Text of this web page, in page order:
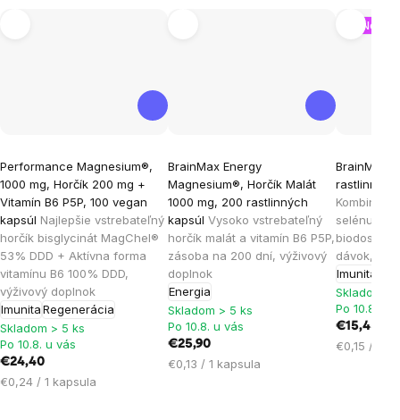
Performance Magnesium®,
1000 mg, Horčík 200 mg +
Vitamín B6 P5P, 100 vegan
kapsúl Najlepšie vstrebateľný
horčík bisglycinát MagChel®
53% DDD + Aktívna forma
vitamínu B6 100% DDD,
výživový doplnok
ImunitaRegenerácia
hodnotenie
produktu
je
4,8
z
5
hviezdičiek.
Skladom > 5 ks
Po 10.8. u vás
€24,40
Jednotková
€0,24 / 1 kapsula
BrainMax Energy
Magnesium®, Horčík Malát
1000 mg, 200 rastlinných
kapsúl Vysoko vstrebateľný
horčík malát a vitamín B6 P5P,
zásoba na 200 dní, výživový
doplnok
Energia
hodnotenie
produktu
je
4,8
z
5
hviezdičiek.
Skladom > 5 ks
Po 10.8. u vás
€25,90
Jednotková
€0,13 / 1 kapsula
Nový
BrainMax
rastlinných
selénu vo
dávok,
Imunita
produktu
je
4,8
z
5
Skladom >
Po 10.8. u
€15,45
Jednotková
€0,15 / 1